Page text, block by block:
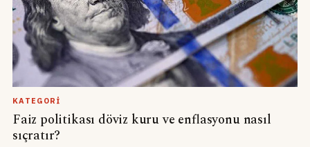
KATEGORI
Faiz politikası döviz kuru ve enflasyonu nasıl
sıçratır?